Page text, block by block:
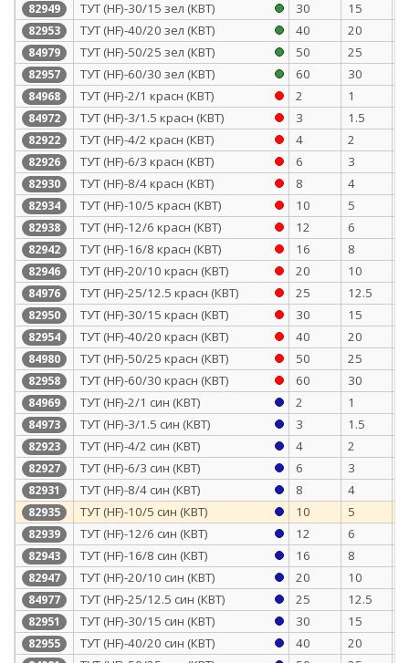
82949 ТУТ (HF)-30/15 зел (КВТ) 30 15
82953 ТУТ (HF)-40/20 зел (КВТ) 40 20
84979 ТУТ (HF)-50/25 зел (КВТ) 50 25
82957 ТУТ (HF)-60/30 зел (КВТ) 60 30
84968 ТУТ (HF)-2/1 красн (КВТ) 2 1
84972 ТУТ (HF)-3/1.5 красн (КВТ) 3 1.5
82922 ТУТ (HF)-4/2 красн (КВТ) 4 2
82926 ТУТ (HF)-6/3 красн (КВТ) 6 3
82930 ТУТ (HF)-8/4 красн (КВТ) 8 4
82934 ТУТ (HF)-10/5 красн (КВТ) 10 5
82938 ТУТ (HF)-12/6 красн (КВТ) 12 6
82942 ТУТ (HF)-16/8 красн (КВТ) 16 8
82946 ТУТ (HF)-20/10 красн (КВТ) 20 10
84976 ТУТ (HF)-25/12.5 красн (КВТ) 25 12.5
82950 ТУТ (HF)-30/15 красн (КВТ) 30 15
82954 ТУТ (HF)-40/20 красн (КВТ) 40 20
84980 ТУТ (HF)-50/25 красн (КВТ) 50 25
82958 ТУТ (HF)-60/30 красн (КВТ) 60 30
84969 ТУТ (HF)-2/1 син (КВТ) 2 1
84973 ТУТ (HF)-3/1.5 син (КВТ) 3 1.5
82923 ТУТ (HF)-4/2 син (КВТ) 4 2
82927 ТУТ (HF)-6/3 син (КВТ) 6 3
82931 ТУТ (HF)-8/4 син (КВТ) 8 4
82935 ТУТ (HF)-10/5 син (КВТ) 10 5
82939 ТУТ (HF)-12/6 син (КВТ) 12 6
82943 ТУТ (HF)-16/8 син (КВТ) 16 8
82947 ТУТ (HF)-20/10 син (КВТ) 20 10
84977 ТУТ (HF)-25/12.5 син (КВТ) 25 12.5
82951 ТУТ (HF)-30/15 син (КВТ) 30 15
82955 ТУТ (HF)-40/20 син (КВТ) 40 20